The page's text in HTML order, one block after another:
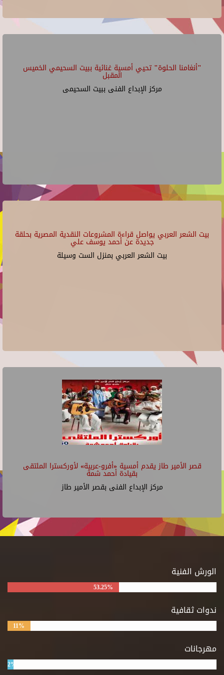
"أنغامنا الحلوة" تحيي أمسية غنائية ببيت السحيمي الخميس
المقبل
مركز الإبداع الفنى ببيت السحيمى
بيت الشعر العربي يواصل قراءة المشروعات النقدية المصرية بحلقة
جديدة عن أحمد يوسف علي
بيت الشعر العربي بمنزل الست وسيلة
قصر الأمير طاز يقدم أمسية «أفرو-عربية» لأوركسترا الملتقى
بقيادة أحمد شمة
مركز الإبداع الفنى بقصر الأمير طاز
الورش الفنية
53.25%
ندوات ثقافية
11%
مهرجانات
2%